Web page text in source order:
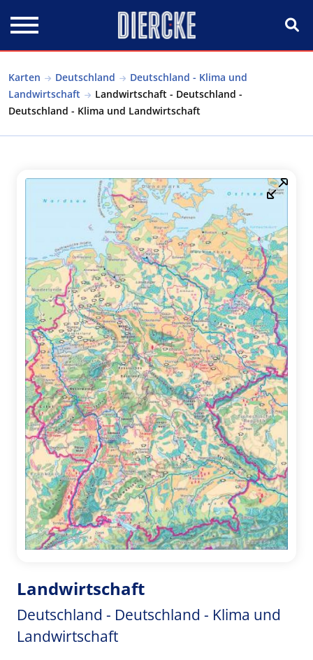
Karten Deutschland
Deutschland - Klima und
Landwirtschaft
Landwirtschaft - Deutschland -
Deutschland - Klima und Landwirtschaft
Landwirtschaft
Deutschland - Deutschland - Klima und
Landwirtschaft